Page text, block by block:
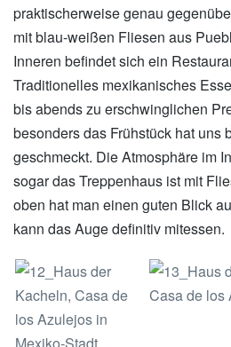
praktischerweise genau
mit blau-weißen Fliesen aus
Inneren befindet sich ein
Traditionelles mexikanisches
bis abends zu erschwinglichen
besonders das Frühstück hat uns
geschmeckt. Die Atmosphäre im
sogar das Treppenhaus ist mit
oben hat man einen guten Blick
kann das Auge definitiv mitessen.